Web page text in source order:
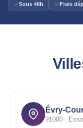
Sous 48h Frais
Évry-
91000 ·